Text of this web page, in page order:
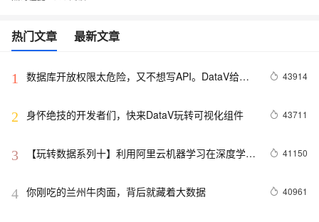
热门文章 最新文章
1
数据库开放权限太危险，又不想写API。DataV给你
43914
2 身怀绝技的开发者们，快来DataV玩转可视化组件 43711
3
【玩转数据系列十】利用阿里云机器学习在深度学习
41150
4 你刚吃的兰州牛肉面，背后就藏着大数据 40961